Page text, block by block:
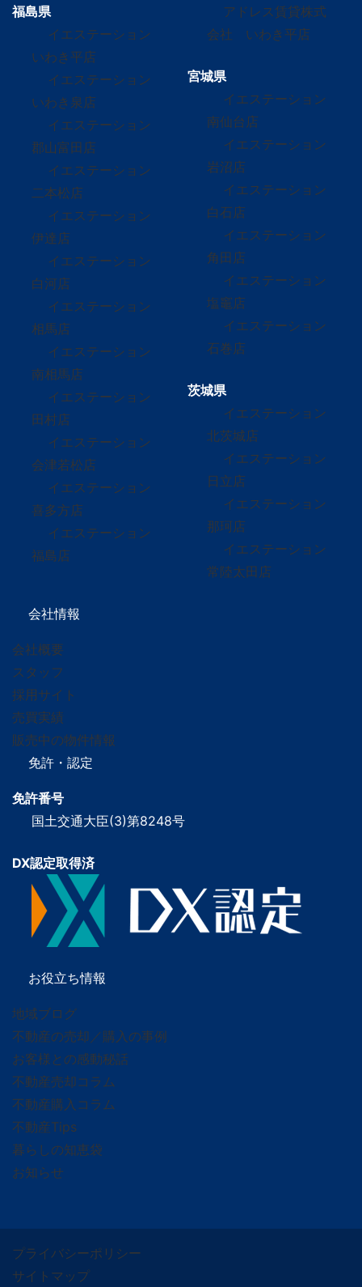
福島県
イエステーション
いわき平店
イエステーション
いわき泉店
イエステーション
郡山富田店
イエステーション
二本松店
イエステーション
伊達店
イエステーション
白河店
イエステーション
相馬店
イエステーション
南相馬店
イエステーション
田村店
イエステーション
会津若松店
イエステーション
喜多方店
イエステーション
福島店
アドレス賃貸株式
会社 いわき平店
宮城県
イエステーション
南仙台店
イエステーション
岩沼店
イエステーション
白石店
イエステーション
角田店
イエステーション
塩竈店
イエステーション
石巻店
茨城県
イエステーション
北茨城店
イエステーション
日立店
イエステーション
那珂店
イエステーション
常陸太田店
会社情報
会社概要
スタッフ
採用サイト
売買実績
販売中の物件情報
免許・認定
免許番号
国土交通大臣(3)第8248号
DX認定取得済
お役立ち情報
地域ブログ
不動産の売却／購入の事例
お客様との感動秘話
不動産売却コラム
不動産購入コラム
不動産Tips
暮らしの知恵袋
お知らせ
プライバシーポリシー
サイトマップ